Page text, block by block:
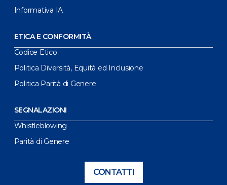
Informativa IA
ETICA E CONFORMITÀ
Codice Etico
Politica Diversità, Equità ed Inclusione
Politica Parità di Genere
SEGNALAZIONI
Whistleblowing
Parità di Genere
CONTATTI